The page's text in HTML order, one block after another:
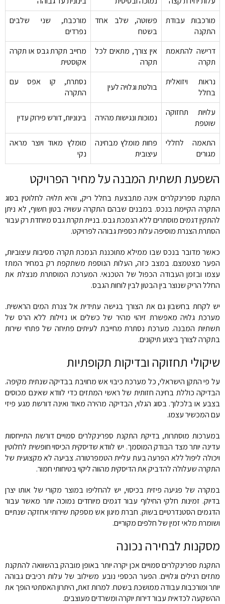
מורכבות עבודת
התקנה
פשוטה, שלב אחד
בשטח
מורכבת, שני שלבים
נפרדים
דרישה להתאמת
תקרה
אין צורך, מתאים לכל
תקרה
מחייב תקרת גבס או תקרה
אקוסטית
נראות ויזואלית
בחלל
בולטת וגלויה לעין
נסתרת, קו אפס עם
התקרה
עלויות תחזוקה
שוטפת
נמוכות ונגישות מהירה בינוניות, דורש פירוק עדין
התאמה לחללי
מגורים
פחות מומלץ מבחינה
עיצובית
מומלץ מאוד ויוצר מראה
נקי
השפעת תשתית המבנה על מחיר הפרויקט
התקנת ספרינקלרים אינה מתבצעת בחלל ריק, והיא תלויה לחלוטין בסוג
התקרה הקיימת בנכס. במבנים שבהם התקרה עשויה בטון חשוף, לא ניתן
להתקין דגמים מוסתרים ללא הנמכת גבס. בניית תקרת גבס מיוחדת רק עבור
הסתרת הצנרת מוסיפה עלות כספית גבוהה לפרויקט.
כאשר מדובר בנכס שבו ממילא מתוכננת הנמכת תקרה מסיבות עיצוביות,
הפער מצטמצם. במצב כזה, העלות הנוספת משתקפת רק במחיר המתז
עצמו ובזמן העבודה הכפול של הטכנאי. המערכת המוסתרת מנצלת את
החלל הריק שנוצר בין הבטון לבין לוחות הגבס.
יש לקחת בחשבון גם את הצורך בגישה עתידית אל צנרת המים הראשית.
מערכת גלויה מאפשרת זיהוי מהיר של כשלים או נזילות ללא הרס של
תשתיות המבנה. מערכת נסתרת מחייבת לעיתים פתיחה של פתחי שירות
בתקרה לצורך ביצוע תיקונים.
שיקולי תחזוקה ובדיקות תקופתיות
על פי התקן הישראלי, כל מערכת כיבוי אש מחויבת בבדיקה שנתית מקיפה.
הבדיקה כוללת בחינה חזותית של ראשי המתזים כדי לוודא שאינם מכוסים
בצבע או בלכלוך. בסוג הגלוי, הבדיקה מהירה מאוד ואינה דורשת מגע פיזי
עם המכשיר עצמו.
במערכות מוסתרות, בדיקת התקנת ספרינקלרים סמויים דורשת התייחסות
עדינה יותר מצד הבודק המוסמך. יש לוודא שדיסקית הכיסוי חופשית לחלוטין
ויכולה ליפול ללא הפרעה בעת עליית הטמפרטורה. צביעה לא מקצועית של
התקרה שעלולה להדביק את הדיסקית מהווה ליקוי בטיחותי חמור.
במקרה של פגיעה פיזית בכיסוי, יש להחליפו במוצר מקורי של אותו יצרן
בדיוק. זמינות חלקי החילוף עבור דגמים מיוחדים נמוכה יותר מאשר עבור
הדגמים הסטנדרטיים בשוק. חברת מיגון אש מספקת שירותי אחזקה שנתיים
ושומרת מלאי זמין של חלפים מקוריים.
מסקנות לבחירה נכונה
התקנת ספרינקלרים סמויים אכן יקרה יותר באופן מובהק בהשוואה להתקנת
מתזים רגילים וגלויים. הפער הכספי נובע משילוב של עלות רכיבים גבוהה
יותר ומורכבות עבודה ממושכת בשטח. למרות זאת, היתרון האסתטי הופך את
ההשקעה לכדאית עבור דירות יוקרה ומשרדים מעוצבים.